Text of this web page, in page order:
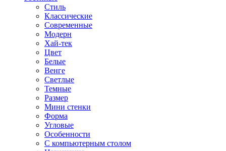
Стиль
Классические
Современные
Модерн
Хай-тек
Цвет
Белые
Венге
Светлые
Темные
Размер
Мини стенки
Форма
Угловые
Особенности
С компьютерным столом